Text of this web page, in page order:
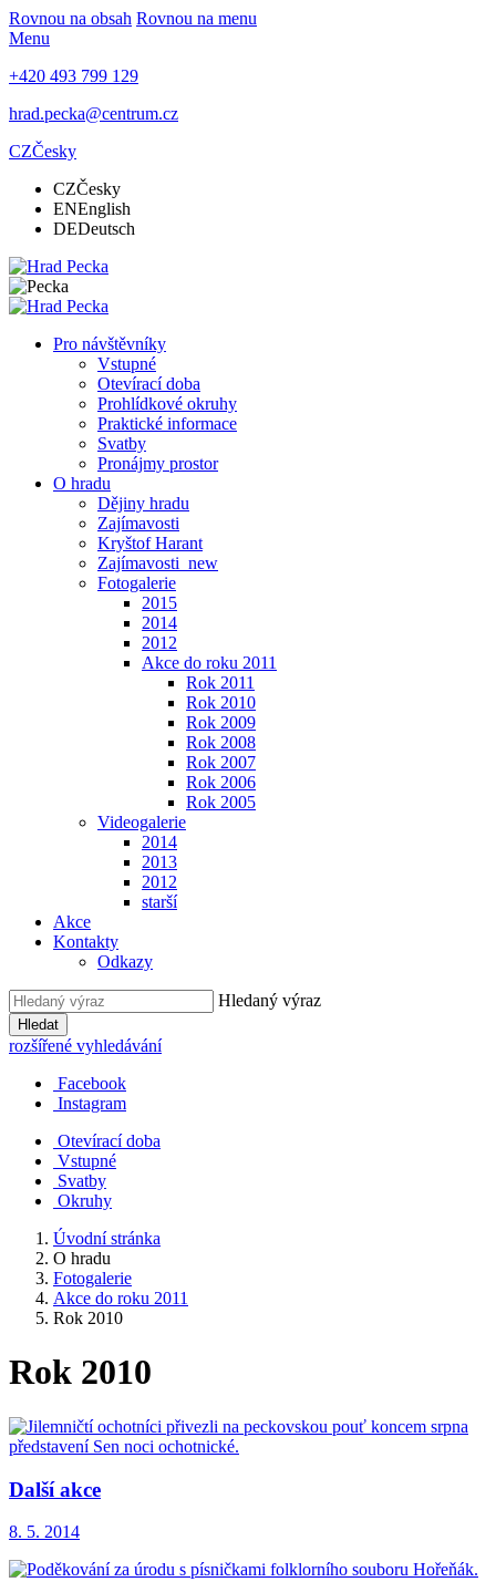
Rovnou na obsah Rovnou na menu
Menu
+420 493 799 129
hrad.pecka@centrum.cz
CZČesky
CZČesky
ENEnglish
DEDeutsch
Pro návštěvníky
Vstupné
Otevírací doba
Prohlídkové okruhy
Praktické informace
Svatby
Pronájmy prostor
O hradu
Dějiny hradu
Zajímavosti
Kryštof Harant
Zajímavosti_new
Fotogalerie
2015
2014
2012
Akce do roku 2011
Rok 2011
Rok 2010
Rok 2009
Rok 2008
Rok 2007
Rok 2006
Rok 2005
Videogalerie
2014
2013
2012
starší
Akce
Kontakty
Odkazy
Hledaný výraz
Hledat
rozšířené vyhledávání
Facebook
Instagram
Otevírací doba
Vstupné
Svatby
Okruhy
Úvodní stránka
O hradu
Fotogalerie
Akce do roku 2011
Rok 2010
Rok 2010
Další akce
8. 5. 2014